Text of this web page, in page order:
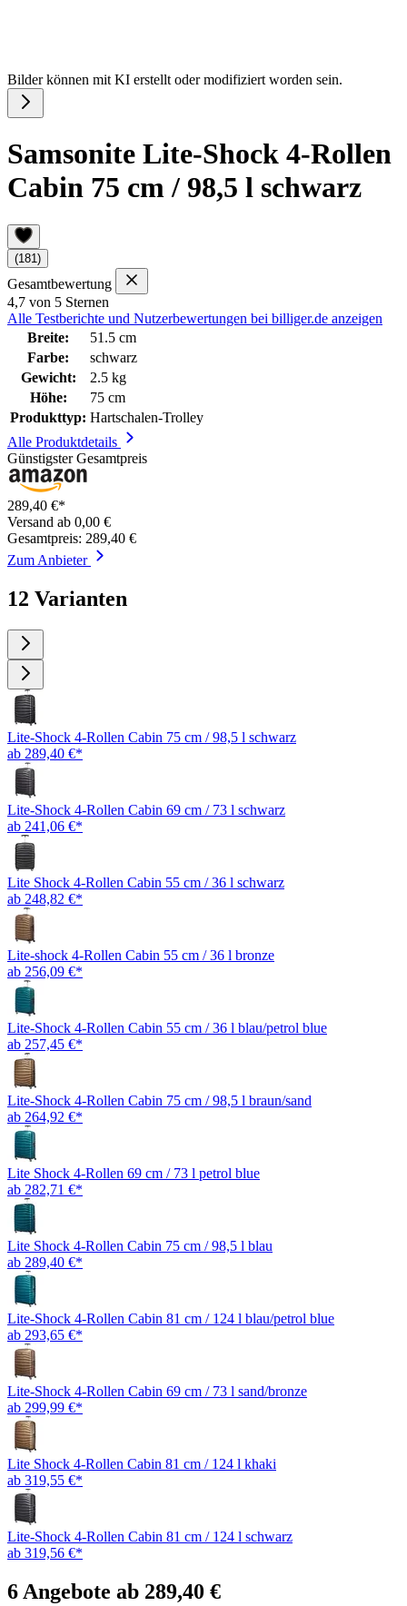
Bilder können mit KI erstellt oder modifiziert worden sein.
Samsonite Lite-Shock 4-Rollen
Cabin 75 cm / 98,5 l schwarz
(181)
Gesamtbewertung
4,7 von 5 Sternen
Alle Testberichte und Nutzerbewertungen bei billiger.de anzeigen
Breite:
51.5 cm
Farbe:
schwarz
Gewicht:
2.5 kg
Höhe:
75 cm
Produkttyp: Hartschalen-Trolley
Alle Produktdetails
Günstigster Gesamtpreis
289,40 €*
Versand ab 0,00 €
Gesamtpreis: 289,40 €
Zum Anbieter
12 Varianten
Lite-Shock 4-Rollen Cabin 75 cm / 98,5 l schwarz
ab 289,40 €*
Lite-Shock 4-Rollen Cabin 69 cm / 73 l schwarz
ab 241,06 €*
Lite Shock 4-Rollen Cabin 55 cm / 36 l schwarz
ab 248,82 €*
Lite-shock 4-Rollen Cabin 55 cm / 36 l bronze
ab 256,09 €*
Lite-Shock 4-Rollen Cabin 55 cm / 36 l blau/petrol blue
ab 257,45 €*
Lite-Shock 4-Rollen Cabin 75 cm / 98,5 l braun/sand
ab 264,92 €*
Lite Shock 4-Rollen 69 cm / 73 l petrol blue
ab 282,71 €*
Lite Shock 4-Rollen Cabin 75 cm / 98,5 l blau
ab 289,40 €*
Lite-Shock 4-Rollen Cabin 81 cm / 124 l blau/petrol blue
ab 293,65 €*
Lite-Shock 4-Rollen Cabin 69 cm / 73 l sand/bronze
ab 299,99 €*
Lite Shock 4-Rollen Cabin 81 cm / 124 l khaki
ab 319,55 €*
Lite-Shock 4-Rollen Cabin 81 cm / 124 l schwarz
ab 319,56 €*
6 Angebote ab 289,40 €